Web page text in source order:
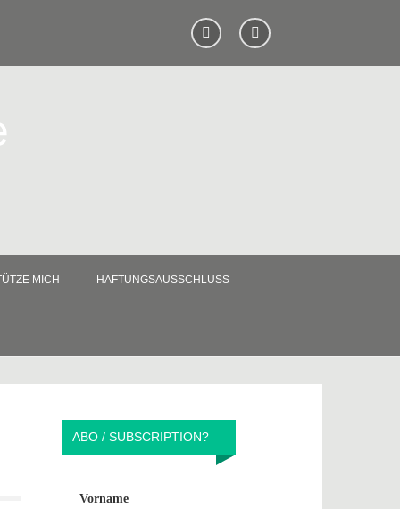
MICH HAFTUNGSAUSSCHLUSS
ABO / SUBSCRIPTION?
Vorname